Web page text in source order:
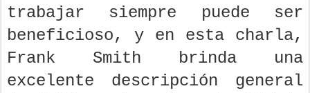
trabajar siempre puede ser
beneficioso, y en esta charla,
Frank Smith brinda una
excelente descripción general